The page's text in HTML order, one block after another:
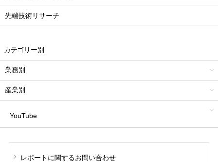
先端技術リサーチ
カテゴリー別
業務別
産業別
YouTube
レポートに関するお問い合わせ